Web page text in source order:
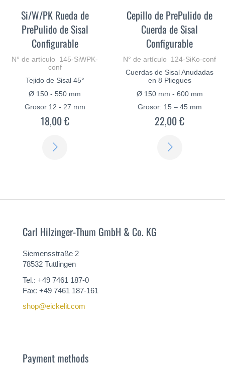
Si/W/PK Rueda de
PrePulido de Sisal
Configurable
N° de artículo 145-SiWPK-
conf
Tejido de Sisal 45°
Ø 150 - 550 mm
Grosor 12 - 27 mm
18,00 €
Cepillo de PrePulido de
Cuerda de Sisal
Configurable
N° de artículo 124-SiKo-conf
Cuerdas de Sisal Anudadas
en 8 Pliegues
Ø 150 mm - 600 mm
Grosor: 15 – 45 mm
22,00 €
Carl Hilzinger-Thum GmbH & Co. KG
Siemensstraße 2
78532 Tuttlingen
Tel.: +49 7461 187-0
Fax: +49 7461 187-161
shop@eickelit.com
Payment methods